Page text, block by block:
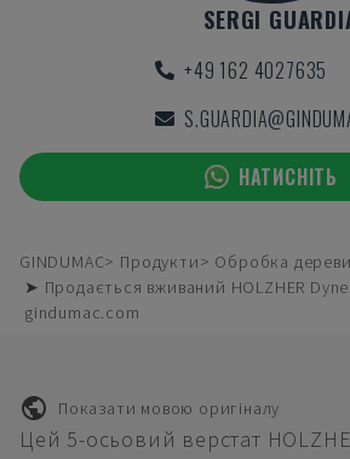
SERGI
+49 162 4027635
НАТИСНІТЬ
GINDUMAC Продукти
Обробка
➤ Продається вживаний HOLZHER
gindumac.com
Показати мовою оригіналу
Цей 5-осьовий верстат